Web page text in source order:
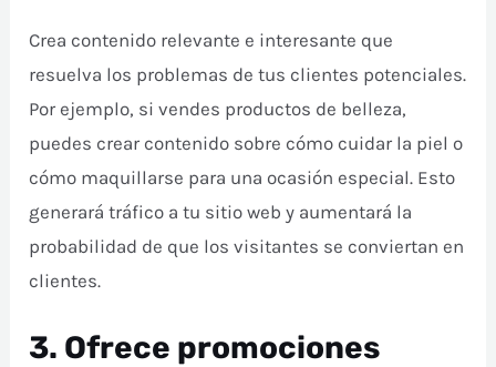
Crea contenido relevante e interesante que
resuelva los problemas de tus clientes potenciales.
Por ejemplo, si vendes productos de belleza,
puedes crear contenido sobre cómo cuidar la piel o
cómo maquillarse para una ocasión especial. Esto
generará tráfico a tu sitio web y aumentará la
probabilidad de que los visitantes se conviertan en
clientes.
3. Ofrece promociones